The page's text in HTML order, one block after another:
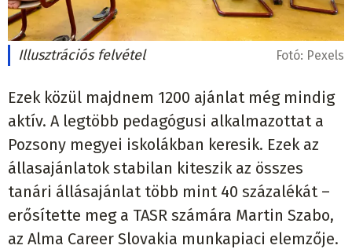
Illusztrációs felvétel Fotó: Pexels
Ezek közül majdnem 1200 ajánlat még mindig
aktív. A legtöbb pedagógusi alkalmazottat a
Pozsony megyei iskolákban keresik. Ezek az
állasajánlatok stabilan kiteszik az összes
tanári állásajánlat több mint 40 százalékát –
erősítette meg a TASR számára Martin Szabo,
az Alma Career Slovakia munkapiaci elemzője.